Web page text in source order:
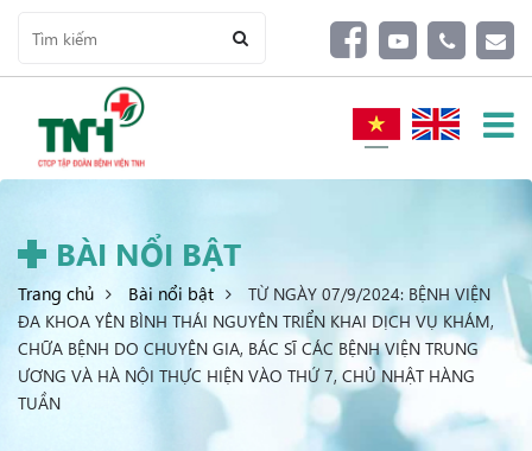
BÀI NỔI BẬT
Trang chủ Bài nổi bật
TỪ NGÀY 07/9/2024: BỆNH VIỆN
ĐA KHOA YÊN BÌNH THÁI NGUYÊN TRIỂN KHAI DỊCH VỤ KHÁM,
CHỮA BỆNH DO CHUYÊN GIA, BÁC SĨ CÁC BỆNH VIỆN TRUNG
ƯƠNG VÀ HÀ NỘI THỰC HIỆN VÀO THỨ 7, CHỦ NHẬT HÀNG
TUẦN